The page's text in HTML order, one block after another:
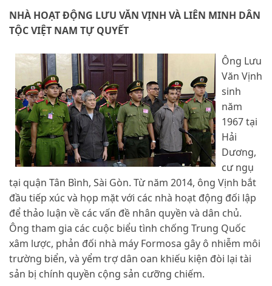
NHÀ HOẠT ĐỘNG LƯU VĂN VỊNH VÀ LIÊN MINH DÂN
TỘC VIỆT NAM TỰ QUYẾT
Ông Lưu
Văn Vịnh
sinh
năm
1967 tại
Hải
Dương,
cư ngụ
tại quận Tân Bình, Sài Gòn. Từ năm 2014, ông Vịnh bắt
đầu tiếp xúc và họp mặt với các nhà hoạt động đối lập
để thảo luận về các vấn đề nhân quyền và dân chủ.
Ông tham gia các cuộc biểu tình chống Trung Quốc
xâm lược, phản đối nhà máy Formosa gây ô nhiễm môi
trường biển, và yểm trợ dân oan khiếu kiện đòi lại tài
sản bị chính quyền cộng sản cưỡng chiếm.